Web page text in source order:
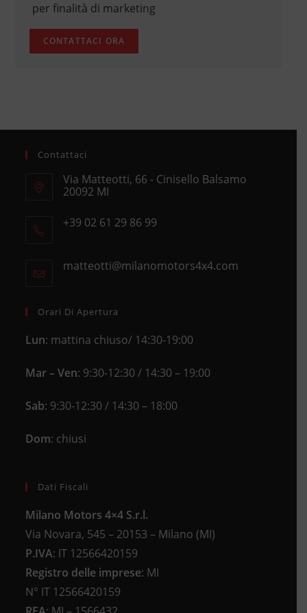
per finalità di marketing
Contattaci
Via Matteotti, 66 - Cinisello Balsamo
20092 MI
in
+39 02 61 29 86 99
your
matteotti@milanomotors4x4.comOpens
Orari Di Apertura
Lun: mattina chiuso/ 14:30-19:00
Mar – Ven: 9:30-12:30 / 14:30 – 19:00
Sab: 9:30-12:30 / 14:30 – 18:00
Dom: chiusi
Dati Fiscali
Milano Motors 4×4 S.r.l.
Via Novara, 545 – 20153 – Milano (MI)
P.IVA: IT 12566420159
Registro delle imprese: MI
N° IT 12566420159